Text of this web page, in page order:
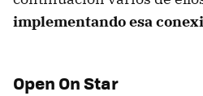
implementando esa
Open On Star